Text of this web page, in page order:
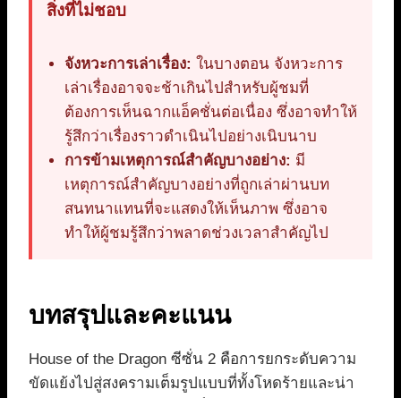
สิ่งที่ไม่ชอบ
จังหวะการเล่าเรื่อง: ในบางตอน จังหวะการ
เล่าเรื่องอาจจะช้าเกินไปสำหรับผู้ชมที่
ต้องการเห็นฉากแอ็คชั่นต่อเนื่อง ซึ่งอาจทำให้
รู้สึกว่าเรื่องราวดำเนินไปอย่างเนิบนาบ
การข้ามเหตุการณ์สำคัญบางอย่าง: มี
เหตุการณ์สำคัญบางอย่างที่ถูกเล่าผ่านบท
สนทนาแทนที่จะแสดงให้เห็นภาพ ซึ่งอาจ
ทำให้ผู้ชมรู้สึกว่าพลาดช่วงเวลาสำคัญไป
บทสรุปและคะแนน
House of the Dragon ซีซั่น 2 คือการยกระดับความ
ขัดแย้งไปสู่สงครามเต็มรูปแบบที่ทั้งโหดร้ายและน่า